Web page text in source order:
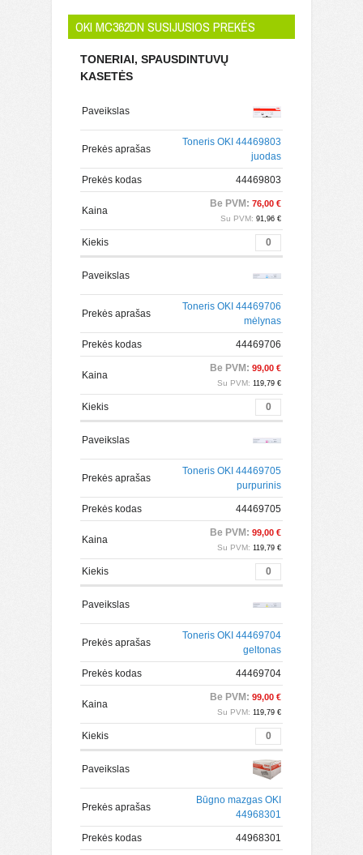
OKI MC362DN SUSIJUSIOS PREKĖS
TONERIAI, SPAUSDINTUVŲ
KASETĖS
Paveikslas
Prekės aprašas
Toneris OKI 44469803
juodas
Prekės kodas 44469803
Kaina
Be PVM: 76,00 €
Su PVM: 91,96 €
Kiekis
Paveikslas
Prekės aprašas
Toneris OKI 44469706
mėlynas
Prekės kodas 44469706
Kaina
Be PVM: 99,00 €
Su PVM: 119,79 €
Kiekis
Paveikslas
Prekės aprašas
Toneris OKI 44469705
purpurinis
Prekės kodas 44469705
Kaina
Be PVM: 99,00 €
Su PVM: 119,79 €
Kiekis
Paveikslas
Prekės aprašas
Toneris OKI 44469704
geltonas
Prekės kodas 44469704
Kaina
Be PVM: 99,00 €
Su PVM: 119,79 €
Kiekis
Paveikslas
Prekės aprašas
Būgno mazgas OKI
44968301
Prekės kodas 44968301